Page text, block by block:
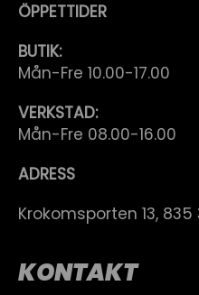
ÖPPETTIDER
BUTIK:
Mån-Fre 10.00-17.00
VERKSTAD:
Mån-Fre 08.00-16.00
ADRESS
Krokomsporten 13, 835
KONTAKT